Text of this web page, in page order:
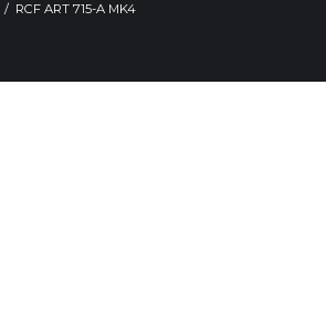
RCF ART 715-A MK4